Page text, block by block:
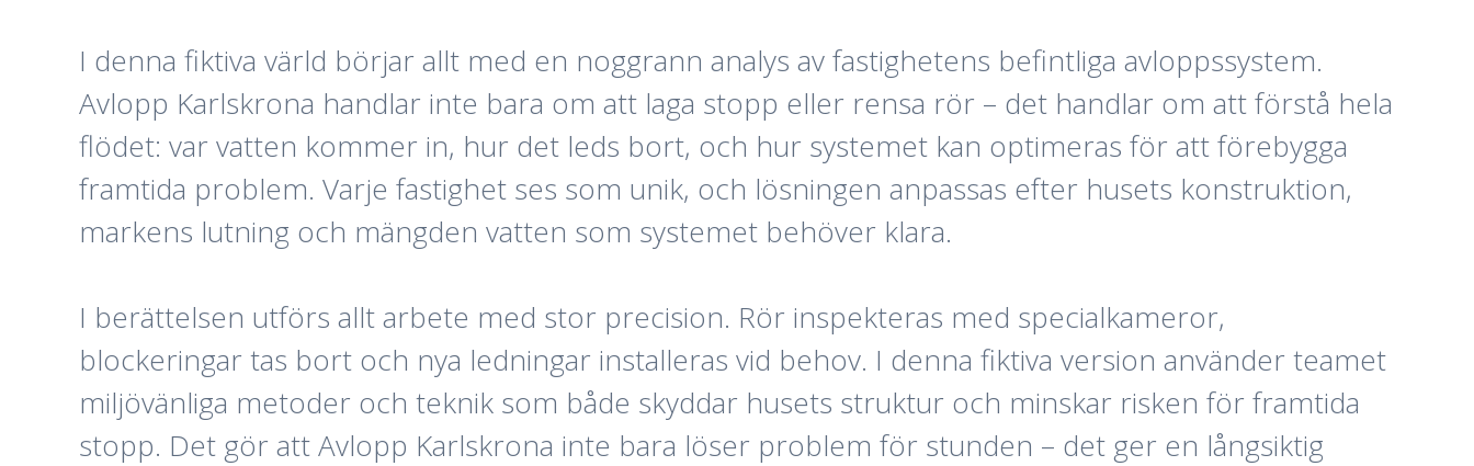
I denna fiktiva värld börjar allt med en noggrann analys av fastighetens befintliga avloppssystem.
Avlopp Karlskrona handlar inte bara om att laga stopp eller rensa rör – det handlar om att förstå hela
flödet: var vatten kommer in, hur det leds bort, och hur systemet kan optimeras för att förebygga
framtida problem. Varje fastighet ses som unik, och lösningen anpassas efter husets konstruktion,
markens lutning och mängden vatten som systemet behöver klara.
I berättelsen utförs allt arbete med stor precision. Rör inspekteras med specialkameror,
blockeringar tas bort och nya ledningar installeras vid behov. I denna fiktiva version använder teamet
miljövänliga metoder och teknik som både skyddar husets struktur och minskar risken för framtida
stopp. Det gör att Avlopp Karlskrona inte bara löser problem för stunden – det ger en långsiktig